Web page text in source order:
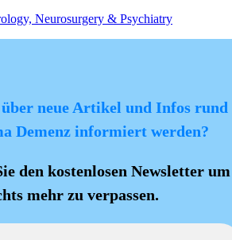
Neurosurgery & Psychiatry
neue Artikel und Infos rund
Demenz informiert werden?
den kostenlosen Newsletter um
mehr zu verpassen.